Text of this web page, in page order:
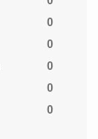
0
0
0
0
0